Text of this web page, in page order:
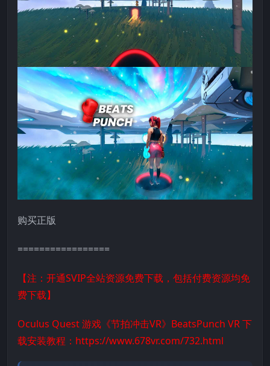
购买正版
=================
【注：开通SVIP全站资源免费下载，包括付费资源均免
费下载】
Oculus Quest 游戏《节拍冲击VR》BeatsPunch VR 下
载安装教程： https://www.678vr.com/732.html